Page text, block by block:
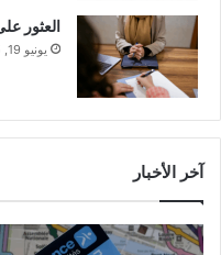
العثور على
يونيو 19, 2025
آخر الأخبار